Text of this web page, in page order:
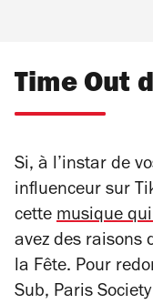
Time Out
Si, à l’instar de
influenceur sur
cette musique
avez des raisons
la Fête. Pour
Sub, Paris